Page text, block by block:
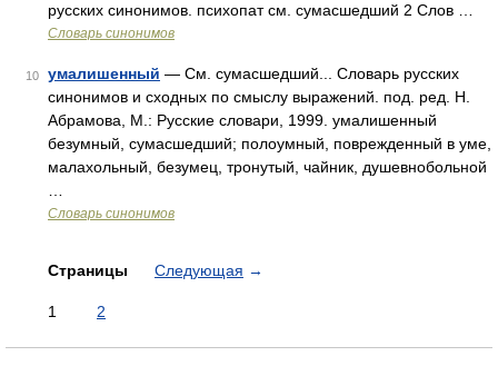
русских синонимов. психопат см. сумасшедший 2 Слов …
Словарь синонимов
10 умалишенный — См. сумасшедший... Словарь русских
синонимов и сходных по смыслу выражений. под. ред. Н.
Абрамова, М.: Русские словари, 1999. умалишенный
безумный, сумасшедший; полоумный, поврежденный в уме,
малахольный, безумец, тронутый, чайник, душевнобольной
Словарь синонимов
Страницы Следующая →
1 2